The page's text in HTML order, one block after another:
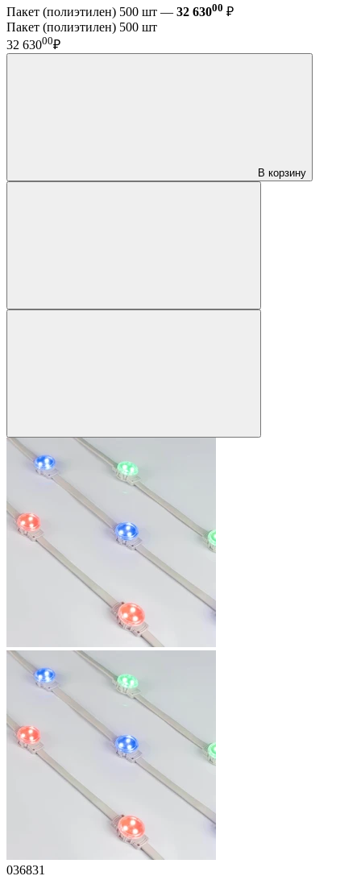
Пакет (полиэтилен) 500 шт — 32 63000 ₽
Пакет (полиэтилен) 500 шт
32 63000₽
В корзину
036831